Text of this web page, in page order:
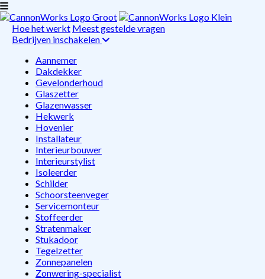
Hoe het werkt Meest gestelde vragen
Bedrijven inschakelen
Aannemer
Dakdekker
Gevelonderhoud
Glaszetter
Glazenwasser
Hekwerk
Hovenier
Installateur
Interieurbouwer
Interieurstylist
Isoleerder
Schilder
Schoorsteenveger
Servicemonteur
Stoffeerder
Stratenmaker
Stukadoor
Tegelzetter
Zonnepanelen
Zonwering-specialist